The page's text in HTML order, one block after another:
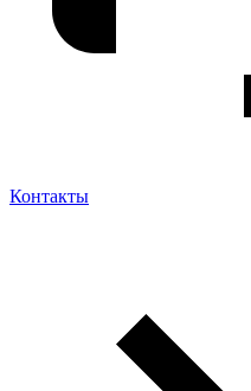
Контакты